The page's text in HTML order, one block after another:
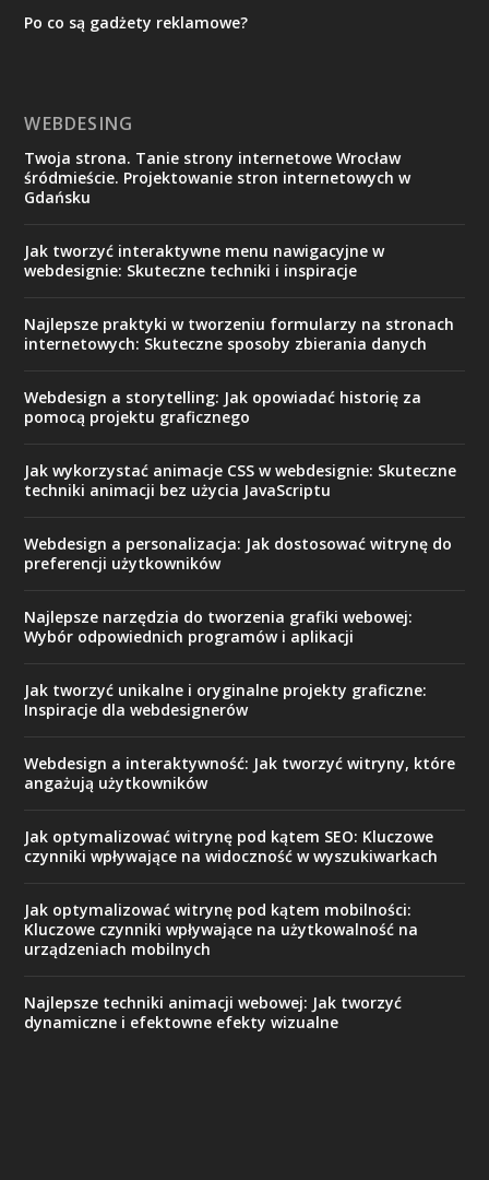
Po co są gadżety reklamowe?
WEBDESING
Twoja strona. Tanie strony internetowe Wrocław
śródmieście. Projektowanie stron internetowych w
Gdańsku
Jak tworzyć interaktywne menu nawigacyjne w
webdesignie: Skuteczne techniki i inspiracje
Najlepsze praktyki w tworzeniu formularzy na stronach
internetowych: Skuteczne sposoby zbierania danych
Webdesign a storytelling: Jak opowiadać historię za
pomocą projektu graficznego
Jak wykorzystać animacje CSS w webdesignie: Skuteczne
techniki animacji bez użycia JavaScriptu
Webdesign a personalizacja: Jak dostosować witrynę do
preferencji użytkowników
Najlepsze narzędzia do tworzenia grafiki webowej:
Wybór odpowiednich programów i aplikacji
Jak tworzyć unikalne i oryginalne projekty graficzne:
Inspiracje dla webdesignerów
Webdesign a interaktywność: Jak tworzyć witryny, które
angażują użytkowników
Jak optymalizować witrynę pod kątem SEO: Kluczowe
czynniki wpływające na widoczność w wyszukiwarkach
Jak optymalizować witrynę pod kątem mobilności:
Kluczowe czynniki wpływające na użytkowalność na
urządzeniach mobilnych
Najlepsze techniki animacji webowej: Jak tworzyć
dynamiczne i efektowne efekty wizualne